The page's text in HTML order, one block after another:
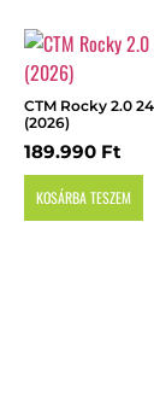
CTM Rocky 2.0
(2026)
189.990 Ft
KOSÁRBA TESZEM